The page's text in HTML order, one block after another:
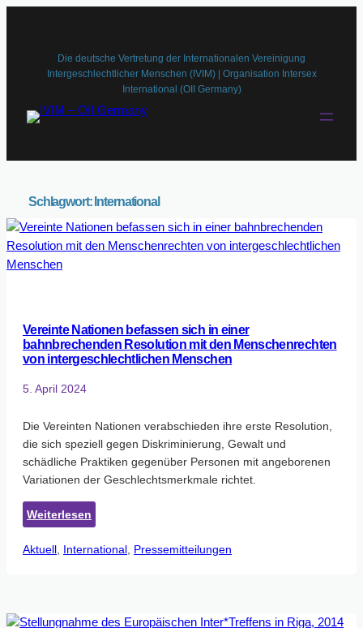
Die deutsche Vertretung der Internationalen Vereinigung
Intergeschlechtlicher Menschen (IVIM) | Organisation Intersex
International (OII Germany)
Schlagwort: International
Vereinte Nationen befassen sich in einer
bahnbrechenden Resolution mit den Menschenrechten
von intergeschlechtlichen Menschen
5. April 2024
Die Vereinten Nationen verabschieden ihre erste Resolution,
die sich speziell gegen Diskriminierung, Gewalt und
schädliche Praktiken gegenüber Personen mit angeborenen
Variationen der Geschlechtsmerkmale richtet.
Weiterlesen
Vereinte
Nationen
einer
Aktuell International Pressemitteilungen